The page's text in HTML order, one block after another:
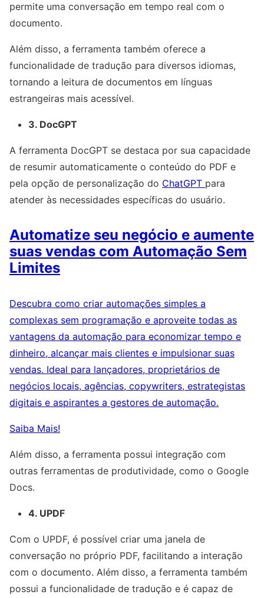
permite uma conversação em tempo real com o
documento.
Além disso, a ferramenta também oferece a
funcionalidade de tradução para diversos idiomas,
tornando a leitura de documentos em línguas
estrangeiras mais acessível.
3. DocGPT
A ferramenta DocGPT se destaca por sua capacidade
de resumir automaticamente o conteúdo do PDF e
pela opção de personalização do ChatGPT para
atender às necessidades específicas do usuário.
Automatize seu negócio e aumente
suas vendas com Automação Sem
Limites
Descubra como criar automações simples a
complexas sem programação e aproveite todas as
vantagens da automação para economizar tempo e
dinheiro, alcançar mais clientes e impulsionar suas
vendas. Ideal para lançadores, proprietários de
negócios locais, agências, copywriters, estrategistas
digitais e aspirantes a gestores de automação.
Saiba Mais!
Além disso, a ferramenta possui integração com
outras ferramentas de produtividade, como o Google
Docs.
4. UPDF
Com o UPDF, é possível criar uma janela de
conversação no próprio PDF, facilitando a interação
com o documento. Além disso, a ferramenta também
possui a funcionalidade de tradução e é capaz de